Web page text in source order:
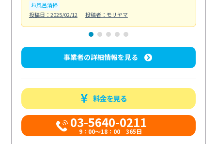
お風呂清掃
投稿日：2025/02/12
投稿者：モリヤマ
事業者の詳細情報を見る
料金を見る
03-5640-0211
9：00～18：00 365日